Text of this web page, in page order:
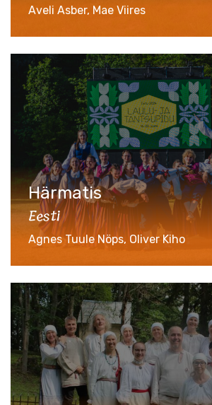
Aveli Asber, Mae Viires
Härmatis
Eesti
Agnes Tuule Nöps, Oliver Kiho